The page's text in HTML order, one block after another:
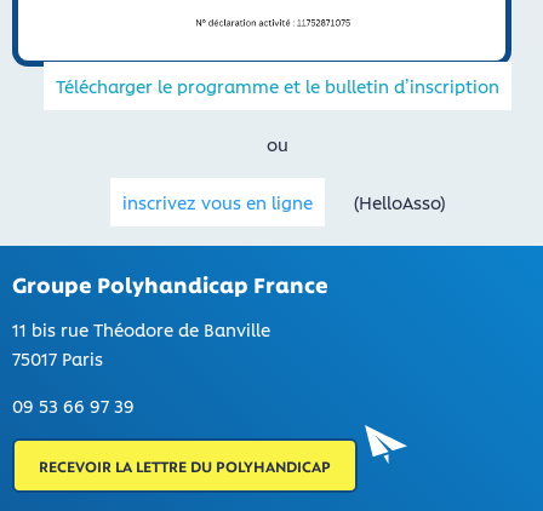
Télécharger le programme et le bulletin d’inscription
ou
inscrivez vous en ligne (HelloAsso)
Groupe Polyhandicap France
11 bis rue Théodore de Banville
75017 Paris
09 53 66 97 39
RECEVOIR LA LETTRE DU POLYHANDICAP